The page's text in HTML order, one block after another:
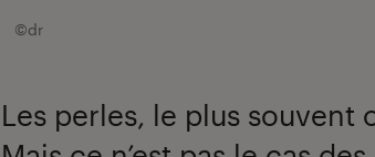
©dr
Les perles, le plus souvent